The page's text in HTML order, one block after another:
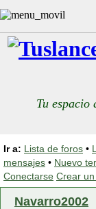
Tu espacio
Ir a: Lista de foros •
mensajes • Nuevo
Conectarse Crear un
Navarro2002